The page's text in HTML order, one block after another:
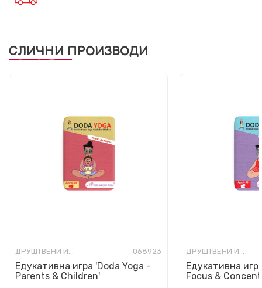
СЛИЧНИ ПРОИЗВОДИ
ДРУШТВЕНИ ИГРИ РАЗНО 068923
Едукативна игра 'Doda Yoga -
Parents & Children'
ДРУШТВЕНИ ИГРИ РАЗНО
Едукативна
Focus &